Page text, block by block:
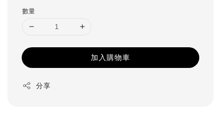
數量
加入購物車
分享